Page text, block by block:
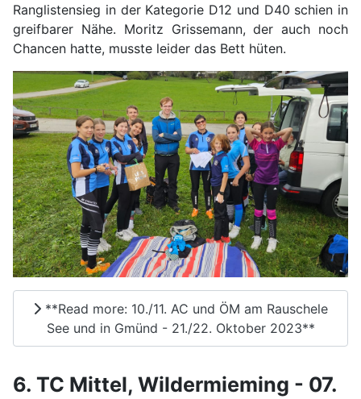
Ranglistensieg in der Kategorie D12 und D40 schien in
greifbarer Nähe. Moritz Grissemann, der auch noch
Chancen hatte, musste leider das Bett hüten.
**Read more: 10./11. AC und ÖM am Rauschele
See und in Gmünd - 21./22. Oktober 2023**
6. TC Mittel, Wildermieming - 07.